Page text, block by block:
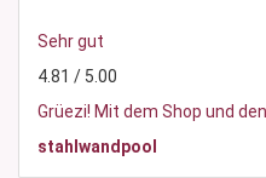
Sehr gut
4.81 / 5.00
Grüezi! Mit dem Shop und
stahlwandpool